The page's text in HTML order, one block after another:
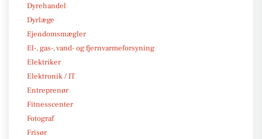
Dyrehandel
Dyrlæge
Ejendomsmægler
El-, gas-, vand- og fjernvarmeforsyning
Elektriker
Elektronik / IT
Entreprenør
Fitnesscenter
Fotograf
Frisør